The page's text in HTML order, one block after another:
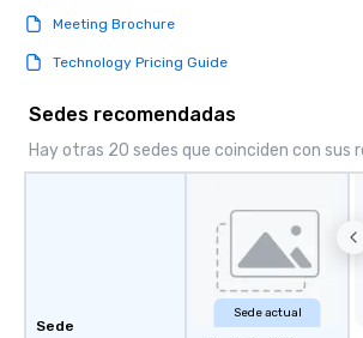
Meeting Brochure
Technology Pricing Guide
Sedes recomendadas
Hay otras 20 sedes que coinciden con sus
Sede
Sede actual